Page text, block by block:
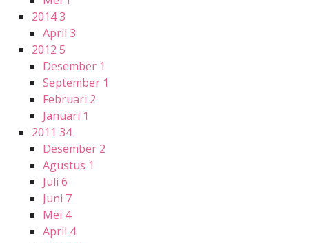
20143
April 3
2012 5
Desember 1
September 1
Februari 2
Januari 1
2011 34
Desember 2
Agustus 1
Juli 6
Juni 7
Mei 4
April 4